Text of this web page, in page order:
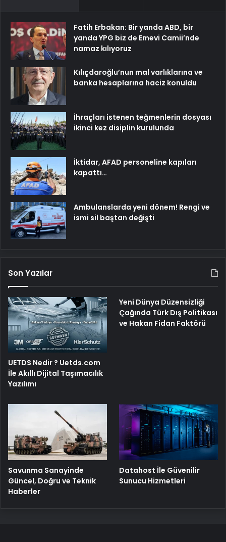
Fatih Erbakan: Bir yanda ABD, bir
yanda YPG biz de Emevi Camii’nde
namaz kılıyoruz
Kılıçdaroğlu’nun mal varlıklarına ve
banka hesaplarına haciz konuldu
İhraçları istenen teğmenlerin dosyası
ikinci kez disiplin kurulunda
İktidar, AFAD personeline kapıları
kapattı…
Ambulanslarda yeni dönem! Rengi ve
ismi sil baştan değişti
Son Yazılar
UETDS Nedir ? Uetds.com
İle Akıllı Dijital Taşımacılık
Yazılımı
Yeni Dünya Düzensizliği
Çağında Türk Dış Politikası
ve Hakan Fidan Faktörü
Savunma Sanayinde
Güncel, Doğru ve Teknik
Haberler
Datahost İle Güvenilir
Sunucu Hizmetleri